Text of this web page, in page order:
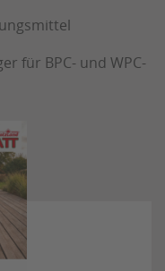
für BPC- und WPC-